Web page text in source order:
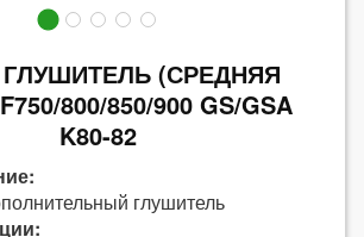
ГЛУШИТЕЛЬ (СРЕДНЯЯ
800/850/900 GS/GSA
K80-82
глушитель